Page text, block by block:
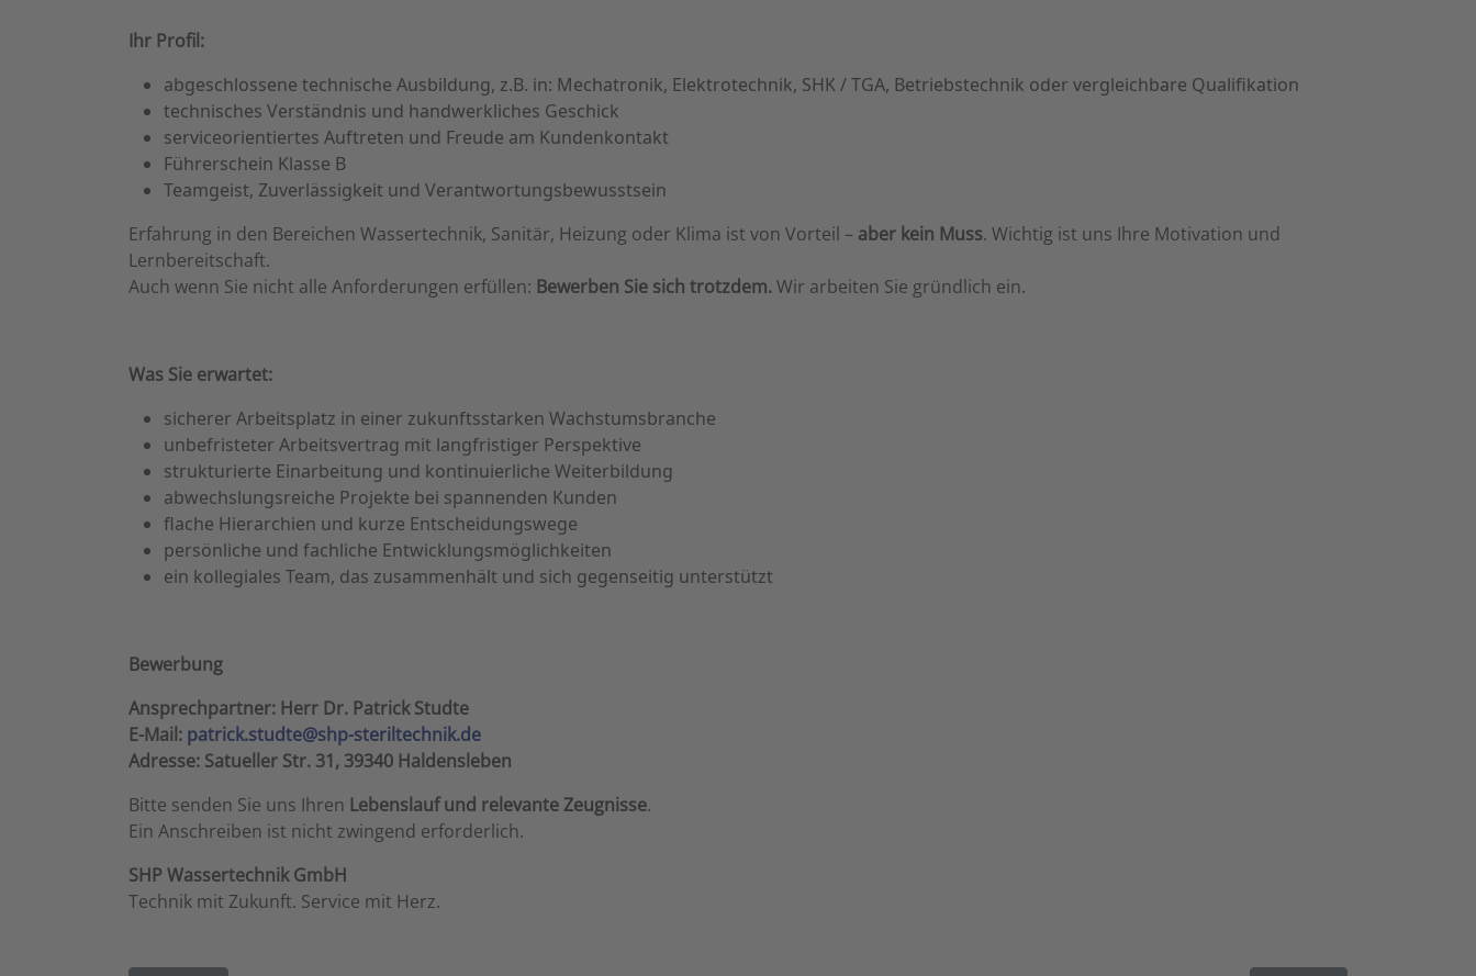
Ihr Profil:
abgeschlossene technische Ausbildung, z.B. in: Mechatronik, Elektrotechnik, SHK / TGA, Betriebstechnik oder vergleichbare Qualifikation
technisches Verständnis und handwerkliches Geschick
serviceorientiertes Auftreten und Freude am Kundenkontakt
Führerschein Klasse B
Teamgeist, Zuverlässigkeit und Verantwortungsbewusstsein
Erfahrung in den Bereichen Wassertechnik, Sanitär, Heizung oder Klima ist von Vorteil – aber kein Muss. Wichtig ist uns Ihre Motivation und
Lernbereitschaft.
Auch wenn Sie nicht alle Anforderungen erfüllen: Bewerben Sie sich trotzdem.Wir arbeiten Sie gründlich ein.
Was Sie erwartet:
sicherer Arbeitsplatz in einer zukunftsstarken Wachstumsbranche
unbefristeter Arbeitsvertrag mit langfristiger Perspektive
strukturierte Einarbeitung und kontinuierliche Weiterbildung
abwechslungsreiche Projekte bei spannenden Kunden
flache Hierarchien und kurze Entscheidungswege
persönliche und fachliche Entwicklungsmöglichkeiten
ein kollegiales Team, das zusammenhält und sich gegenseitig unterstützt
Bewerbung
Ansprechpartner: Herr Dr. Patrick Studte
E-Mail: patrick.studte@shp-steriltechnik.de
Adresse: Satueller Str. 31, 39340 Haldensleben
Bitte senden Sie uns Ihren Lebenslauf und relevante Zeugnisse.
Ein Anschreiben ist nicht zwingend erforderlich.
SHP Wassertechnik GmbH
Technik mit Zukunft. Service mit Herz.